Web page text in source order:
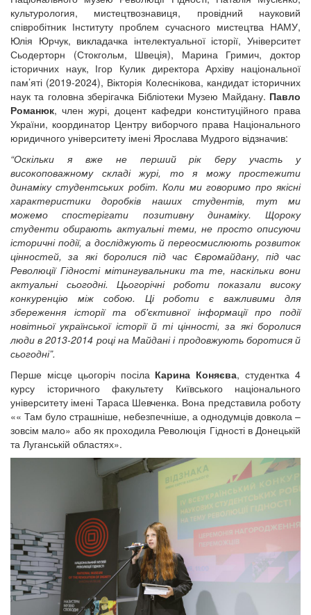
культурология, мистецтвознавиця, провідний науковий
співробітник Інституту проблем сучасного мистецтва НАМУ,
Юлія Юрчук, викладачка інтелектуальної історії, Університет
Сьодерторн (Стокгольм, Швеція), Марина Гримич, доктор
історичних наук, Ігор Кулик директора Архіву національної
пам’яті (2019-2024), Вікторія Колеснікова, кандидат історичних
наук та головна зберігачка Бібліотеки Музею Майдану. Павло
Романюк, член журі, доцент кафедри конституційного права
України, координатор Центру виборчого права Національного
юридичного університету імені Ярослава Мудрого відзначив:
“Оскільки я вже не перший рік беру участь у
високоповажному складі журі, то я можу простежити
динаміку студентських робіт. Коли ми говоримо про якісні
характеристики доробків наших студентів, тут ми
можемо спостерігати позитивну динаміку. Щороку
студенти обирають актуальні теми, не просто описуючи
історичні події, а досліджують й переосмислюють розвиток
цінностей, за які боролися під час Євромайдану, під час
Революції Гідності мітингувальники та те, наскільки вони
актуальні сьогодні. Цьогорічні роботи показали високу
конкуренцію між собою. Ці роботи є важливими для
збереження історії та об'єктивної інформації про події
новітньої української історії й ті цінності, за які боролися
люди в 2013-2014 році на Майдані і продовжують боротися й
сьогодні”.
Перше місце цьогоріч посіла Карина Коняєва, студентка 4
курсу історичного факультету Київського національного
університету імені Тараса Шевченка. Вона представила роботу
«« Там було страшніше, небезпечніше, а однодумців довкола –
зовсім мало» або як проходила Революція Гідності в Донецькій
та Луганській областях».